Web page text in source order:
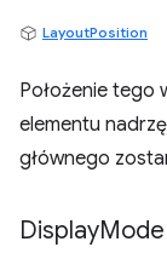
LayoutPosition
Położenie tego
elementu
głównego
DisplayMode